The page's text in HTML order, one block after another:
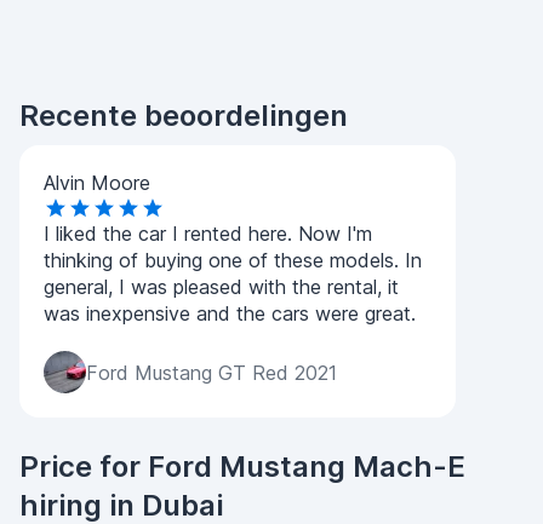
Recente beoordelingen
Alvin Moore
I liked the car I rented here. Now I'm
thinking of buying one of these models. In
general, I was pleased with the rental, it
was inexpensive and the cars were great.
Ford Mustang GT Red 2021
Price for Ford Mustang Mach-E
hiring in Dubai